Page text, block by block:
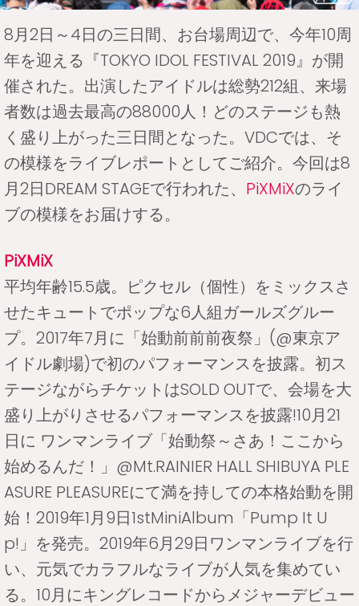
8月2日～4日の三日間、お台場周辺で、今年10周
年を迎える『TOKYO IDOL FESTIVAL 2019』が開
催された。出演したアイドルは総勢212組、来場
者数は過去最高の88000人！どのステージも熱
く盛り上がった三日間となった。VDCでは、そ
の模様をライブレポートとしてご紹介。今回は8
月2日DREAM STAGEで行われた、 PiXMiXのライ
ブの模様をお届けする。
PiXMiX
平均年齢15.5歳。ピクセル（個性）をミックスさ
せたキュートでポップな6人組ガールズグルー
プ。2017年7月に「始動前前前夜祭」(@東京ア
イドル劇場)で初のパフォーマンスを披露。初ス
テージながらチケットはSOLD OUTで、会場を大
盛り上がりさせるパフォーマンスを披露!10月21
日に ワンマンライブ「始動祭～さあ！ここから
始めるんだ！」@Mt.RAINIER HALL SHIBUYA PLE
ASURE PLEASUREにて満を持しての本格始動を開
始！2019年1月9日1stMiniAlbum「Pump It U
p!」を発売。2019年6月29日ワンマンライブを行
い、元気でカラフルなライブが人気を集めてい
る。10月にキングレコードからメジャーデビュー